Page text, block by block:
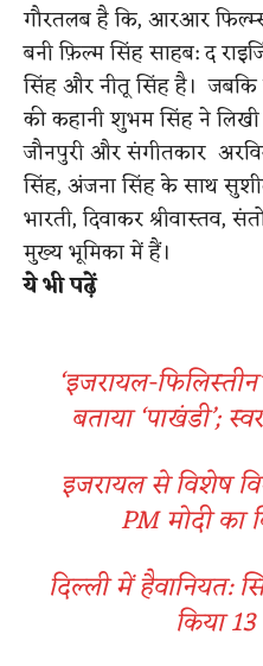
गौरतलब है कि, आरआर
बनी फ़िल्म सिंह साहब: द
सिंह और नीतू सिंह है। जबकि
की कहानी शुभम सिंह ने
जौनपुरी और संगीतकार
सिंह, अंजना सिंह के साथ
भारती, दिवाकर
मुख्य भूमिका में हैं।
ये भी पढ़ें
‘इजरायल-
बताया ‘पाखंडी’;
इजरायल से विशेष
PM मोदी
दिल्ली में हैवानियत:
किया